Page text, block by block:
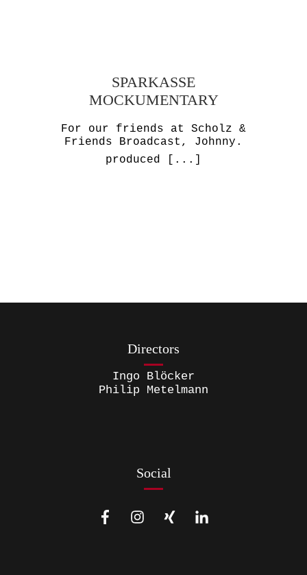
SPARKASSE
MOCKUMENTARY
For our friends at Scholz &
Friends Broadcast, Johnny.
produced
[...]
Directors
Ingo Blöcker
Philip Metelmann
Social